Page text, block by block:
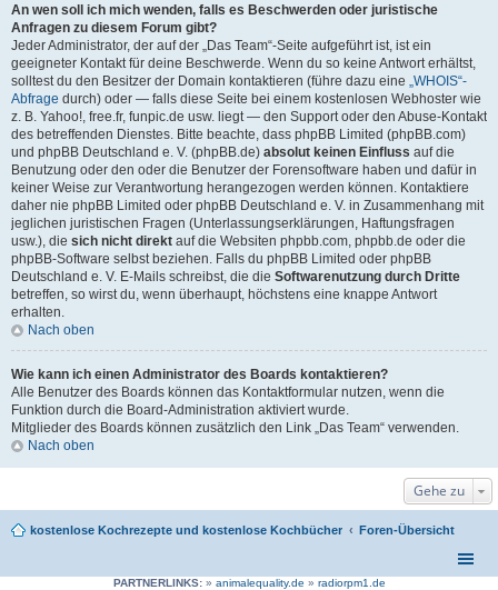
An wen soll ich mich wenden, falls es Beschwerden oder juristische
Anfragen zu diesem Forum gibt?
Jeder Administrator, der auf der „Das Team“-Seite aufgeführt ist, ist ein
geeigneter Kontakt für deine Beschwerde. Wenn du so keine Antwort erhältst,
solltest du den Besitzer der Domain kontaktieren (führe dazu eine „WHOIS“-
Abfrage durch) oder — falls diese Seite bei einem kostenlosen Webhoster wie
z. B. Yahoo!, free.fr, funpic.de usw. liegt — den Support oder den Abuse-Kontakt
des betreffenden Dienstes. Bitte beachte, dass phpBB Limited (phpBB.com)
und phpBB Deutschland e. V. (phpBB.de) absolut keinen Einfluss auf die
Benutzung oder den oder die Benutzer der Forensoftware haben und dafür in
keiner Weise zur Verantwortung herangezogen werden können. Kontaktiere
daher nie phpBB Limited oder phpBB Deutschland e. V. in Zusammenhang mit
jeglichen juristischen Fragen (Unterlassungserklärungen, Haftungsfragen
usw.), die sich nicht direkt auf die Websiten phpbb.com, phpbb.de oder die
phpBB-Software selbst beziehen. Falls du phpBB Limited oder phpBB
Deutschland e. V. E-Mails schreibst, die die Softwarenutzung durch Dritte
betreffen, so wirst du, wenn überhaupt, höchstens eine knappe Antwort
erhalten.
Nach oben
Wie kann ich einen Administrator des Boards kontaktieren?
Alle Benutzer des Boards können das Kontaktformular nutzen, wenn die
Funktion durch die Board-Administration aktiviert wurde.
Mitglieder des Boards können zusätzlich den Link „Das Team“ verwenden.
Nach oben
Gehe zu
kostenlose Kochrezepte und kostenlose Kochbücher Foren-Übersicht
PARTNERLINKS:» animalequality.de » radiorpm1.de